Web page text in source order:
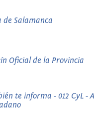
de Salamanca
Oficial de la Provincia
te informa - 012 CyL -